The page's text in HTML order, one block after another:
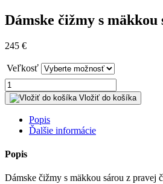
Dámske čižmy s mäkkou
245 €
Veľkosť
množstvo
Dámske
čižmy
mäkkou
Vložiť do košíka
Popis
Ďalšie informácie
Popis
Dámske čižmy s mäkkou sárou z pravej